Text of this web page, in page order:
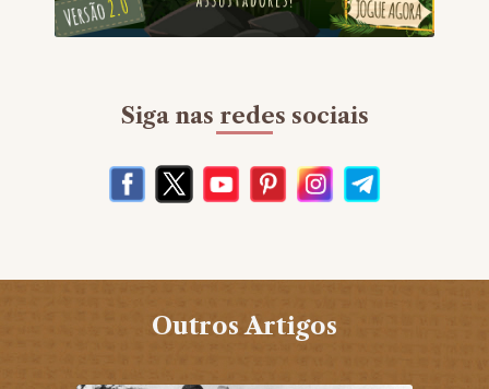
Siga nas redes sociais
Outros Artigos